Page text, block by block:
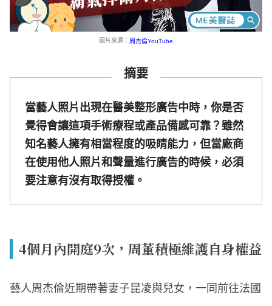
圖片來源： 周杰倫YouTube
摘要
當藝人照片出現在醫美整形廣告中時，你是否
覺得會讓這項手術療程或產品備感可靠？雖然
知名藝人擁有相當程度的吸睛能力，但當廠商
在使用他人照片和聲量進行廣告的時候，必須
要注意有沒有取得授權。
4個月內開庭9次，周董積極維護自身權益
藝人周杰倫近期帶著妻子昆凌與兒女，一同前往法國